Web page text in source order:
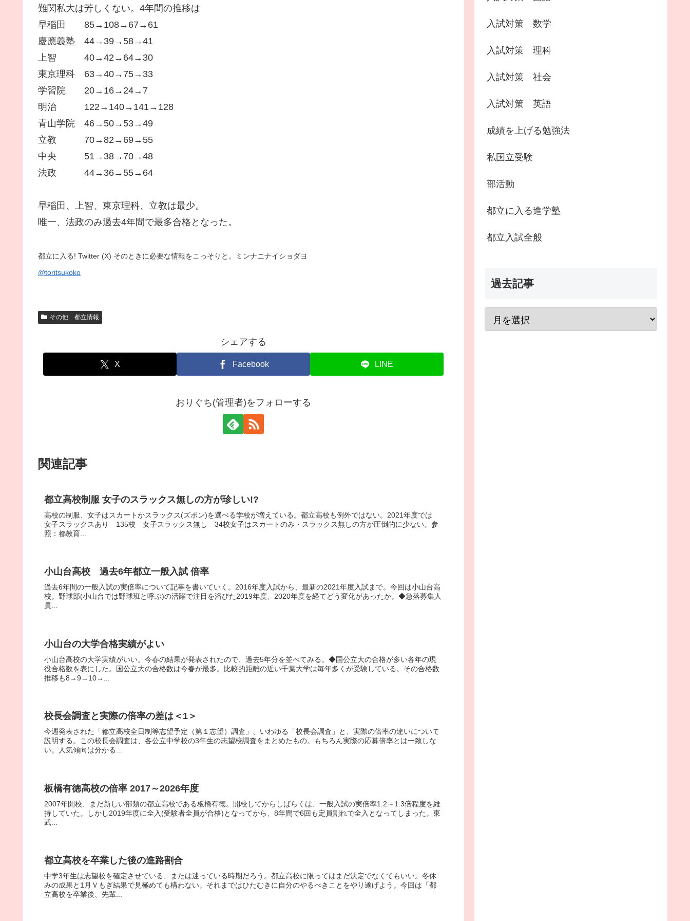
難関私大は芳しくない。4年間の推移は
早稲田 85→108→67→61
慶應義塾 44→39→58→41
上智 40→42→64→30
東京理科 63→40→75→33
学習院 20→16→24→7
明治 122→140→141→128
青山学院 46→50→53→49
立教 70→82→69→55
中央 51→38→70→48
法政 44→36→55→64
早稲田、上智、東京理科、立教は最少。
唯一、法政のみ過去4年間で最多合格となった。
都立に入る! Twitter (X) そのときに必要な情報をこっそりと。ミンナニナイショダヨ
@toritsukoko
その他 都立情報
シェアする
X Facebook LINE
おりぐち(管理者)をフォローする
関連記事
都立高校制服 女子のスラックス無しの方が珍しい!?
高校の制服、女子はスカートかスラックス(ズボン)を選べる学校が増えている。都立高校も例外ではない。2021年度では
女子スラックスあり 135校 女子スラックス無し 34校女子はスカートのみ・スラックス無しの方が圧倒的に少ない。参
照：都教育...
小山台高校 過去6年都立一般入試 倍率
過去6年間の一般入試の実倍率について記事を書いていく。2016年度入試から、最新の2021年度入試まで。今回は小山台高
校。野球部(小山台では野球班と呼ぶ)の活躍で注目を浴びた2019年度、2020年度を経てどう変化があったか。◆急落募集人
員...
小山台の大学合格実績がよい
小山台高校の大学実績がいい。今春の結果が発表されたので、過去5年分を並べてみる。◆国公立大の合格が多い各年の現
役合格数を表にした。国公立大の合格数は今春が最多。比較的距離の近い千葉大学は毎年多くが受験している。その合格数
推移も8→9→10→...
校長会調査と実際の倍率の差は＜1＞
今週発表された「都立高校全日制等志望予定（第１志望）調査」、いわゆる「校長会調査」と、実際の倍率の違いについて
説明する。この校長会調査は、各公立中学校の3年生の志望校調査をまとめたもの。もちろん実際の応募倍率とは一致しな
い。人気傾向は分かる...
板橋有徳高校の倍率 2017～2026年度
2007年開校、まだ新しい部類の都立高校である板橋有徳。開校してからしばらくは、一般入試の実倍率1.2～1.3倍程度を維
持していた。しかし2019年度に全入(受験者全員が合格)となってから、8年間で6回も定員割れで全入となってしまった。東
武...
都立高校を卒業した後の進路割合
中学3年生は志望校を確定させている、または迷っている時期だろう。都立高校に限ってはまだ決定でなくてもいい。冬休
みの成果と1月Ｖもぎ結果で見極めても構わない。それまではひたむきに自分のやるべきことをやり遂げよう。今回は「都
立高校を卒業後、先輩...
入試対策 数学
入試対策 理科
入試対策 社会
入試対策 英語
成績を上げる勉強法
私国立受験
部活動
都立に入る進学塾
都立入試全般
過去記事